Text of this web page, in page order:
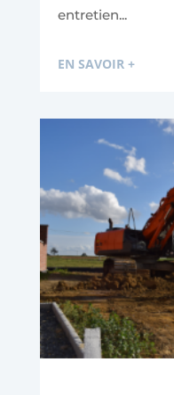
entretien...
EN SAVOIR +